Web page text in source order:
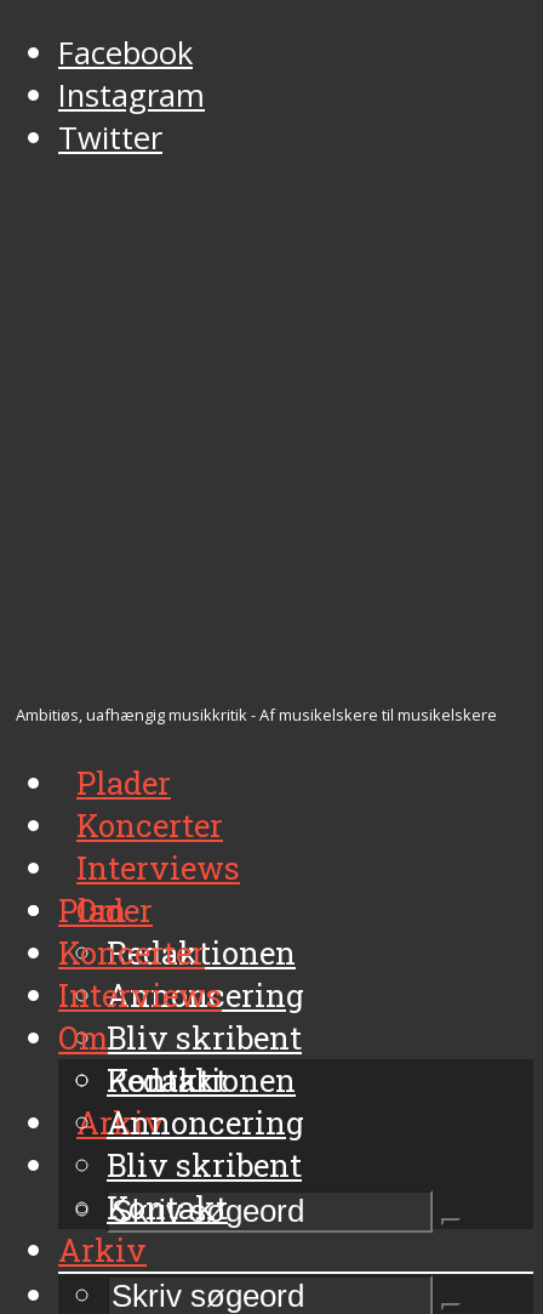
Facebook
Instagram
Twitter
Ambitiøs, uafhængig musikkritik - Af musikelskere til musikelskere
Plader
Koncerter
Interviews
Om
Redaktionen
Annoncering
Bliv skribent
Kontakt
Arkiv
Plader
Koncerter
Interviews
Om
Redaktionen
Annoncering
Bliv skribent
Kontakt
Arkiv